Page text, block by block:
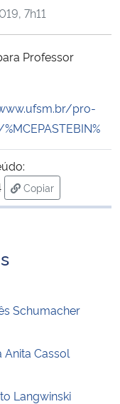
7h11
Professor
pro-
Copiar
para área de
Schumacher
Cassol
Langwinski